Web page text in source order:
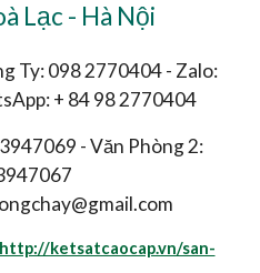
Lạc - Hà Nội
Ty: 098 2770404 - Zalo:
+ 84 98 2770404
- Văn Phòng 2:
http://ketsatcaocap.vn/san-